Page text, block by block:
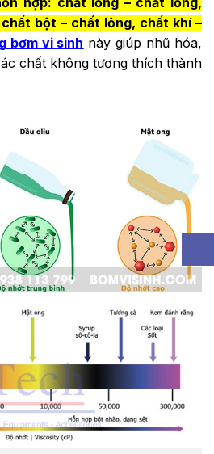
bột – chất lỏng, chất khí –
bơm vi sinh này giúp nhũ hóa,
chất không tương thích thành